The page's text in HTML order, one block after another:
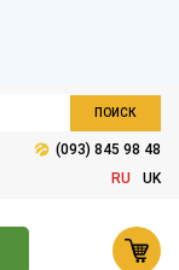
ПОИСК
(093) 845 98 48
RU UK